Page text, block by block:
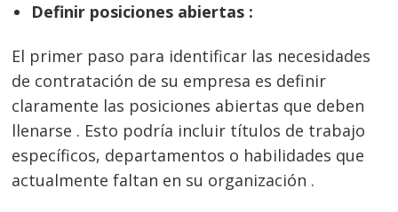
Definir posiciones abiertas :
El primer paso para identificar las necesidades
de contratación de su empresa es definir
claramente las posiciones abiertas que deben
llenarse . Esto podría incluir títulos de trabajo
específicos, departamentos o habilidades que
actualmente faltan en su organización .